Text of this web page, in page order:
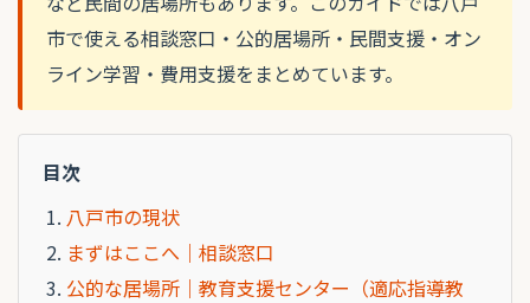
市で使える相談窓口・公的居場所・民間支援・オン
ライン学習・費用支援をまとめています。
目次
八戸市の現状
まずはここへ｜相談窓口
公的な居場所｜教育支援センター（適応指導教